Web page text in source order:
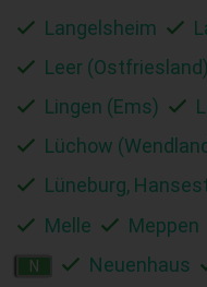
Langelsheim
Leer (Ostfriesland)
Lingen (Ems)
Lüchow
Lüneburg,
Melle Meppen
N Neuenhaus